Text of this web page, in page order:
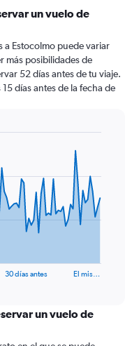
un vuelo de
a Estocolmo puede variar
más posibilidades de
52 días antes de tu viaje.
días antes de la fecha de
30 días antes El mis…
un vuelo de